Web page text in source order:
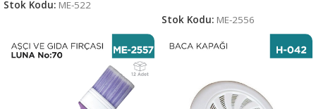
Stok Kodu: ME-522
Stok Kodu: ME-2556